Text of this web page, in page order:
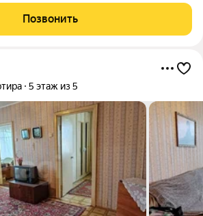
ремонт,окна на разные
весь наш город.На
Позвонить
5 этаж из 5